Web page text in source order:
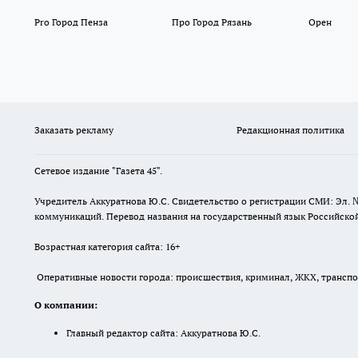
Pro Город Пенза Про Город Рязань Орен
Заказать рекламу Редакционная политика
Сетевое издание "Газета 45".
Учредитель Аккуратнова Ю.С. Свидетельство о регистрации СМИ: Эл.
коммуникаций. Перевод названия на государственный язык
Возрастная категория сайта: 16+
Оперативные новости города: происшествия, криминал, ЖКХ,
О компании:
Главный редактор сайта: Аккуратнова Ю.С.